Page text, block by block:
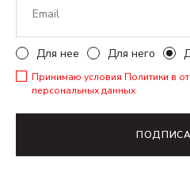
Для нее Для него
Принимаю условия Политики в
персональных данных